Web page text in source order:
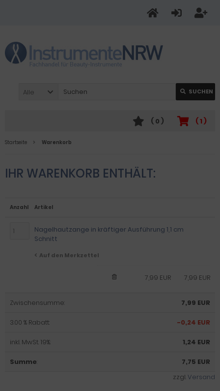
Alle SUCHEN
( 1 )
( 0 )
Startseite Warenkorb
IHR WARENKORB ENTHÄLT:
Anzahl Artikel
Nagelhautzange in kräftiger Ausführung 1,1 cm
Schnitt
Auf den Merkzettel
7,99 EUR
7,99 EUR
Zwischensumme: 7,99 EUR
3.00 % Rabatt: -0,24 EUR
inkl. MwSt. 19%: 1,24 EUR
Summe:
7,75 EUR
zzgl.Versand